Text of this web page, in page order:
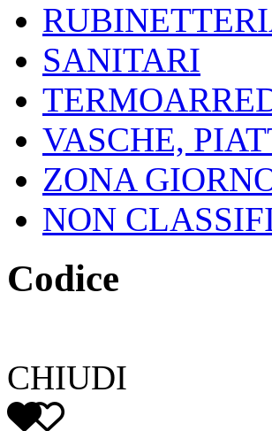
SANITARI
VASCHE,
ZONA
NON
Codice
CHIUDI